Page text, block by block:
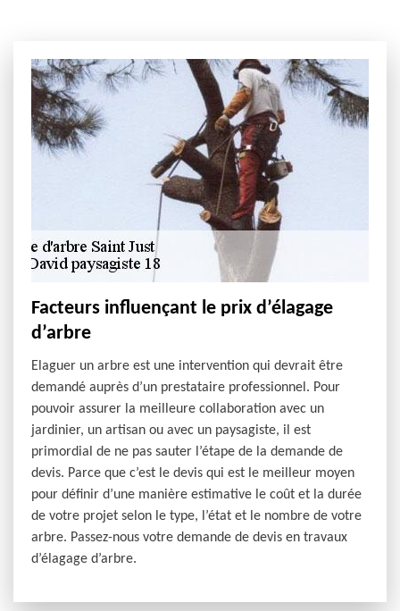
Facteurs influençant le prix d’élagage
d’arbre
Elaguer un arbre est une intervention qui devrait être
demandé auprès d’un prestataire professionnel. Pour
pouvoir assurer la meilleure collaboration avec un
jardinier, un artisan ou avec un paysagiste, il est
primordial de ne pas sauter l’étape de la demande de
devis. Parce que c’est le devis qui est le meilleur moyen
pour définir d’une manière estimative le coût et la durée
de votre projet selon le type, l’état et le nombre de votre
arbre. Passez-nous votre demande de devis en travaux
d’élagage d’arbre.